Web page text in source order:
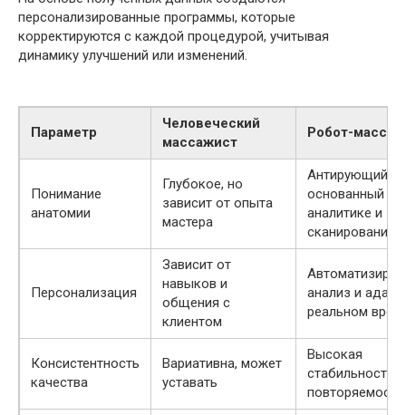
персонализированные программы, которые
корректируются с каждой процедурой, учитывая
динамику улучшений или изменений.
Параметр
Человеческий
массажист
Робот-
Понимание
анатомии
Глубокое, но
зависит от опыта
мастера
Антирующий,
основанный на
аналитике и
сканировании
Персонализация
Зависит от
навыков и
общения с
клиентом
анализ и
реальном
Консистентность
качества
Вариативна, может
уставать
Высокая
стабильность и
повторяемость